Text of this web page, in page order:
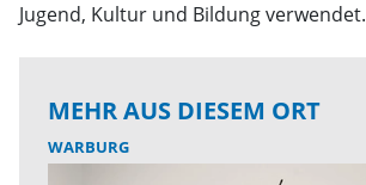
Jugend, Kultur und Bildung verwendet.
MEHR AUS DIESEM ORT
WARBURG